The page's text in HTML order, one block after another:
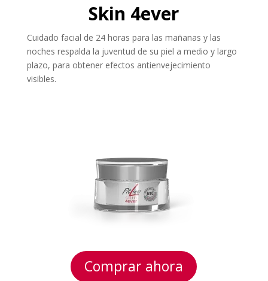
Skin 4ever
Cuidado facial de 24 horas para las mañanas y las
noches respalda la juventud de su piel a medio y largo
plazo, para obtener efectos antienvejecimiento
visibles.
Comprar ahora